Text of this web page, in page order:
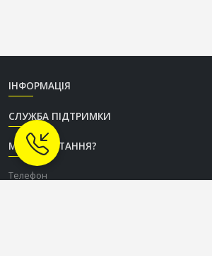
ІНФОРМАЦІЯ
СЛУЖБА ПІДТРИМКИ
МАЄТЕ ПИТАННЯ?
Телефон